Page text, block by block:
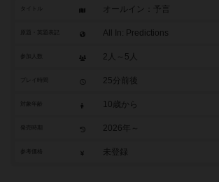
タイトル オールイン：予言
原題・英題表記 All In: Predictions
参加人数 2人～5人
25分前後
対象年齢 10歳から
2026年～
参考価格 未登録